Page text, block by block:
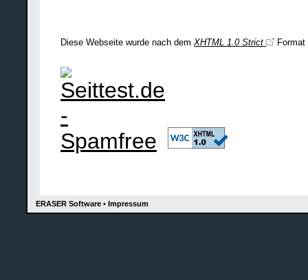
Diese Webseite wurde nach dem XHTML 1.0 Strict
ERASER Software • Impressum